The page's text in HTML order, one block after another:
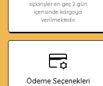
siparişler en geç 2 gün
içerisinde kargoya
verilmektedir.
Ödeme Seçenekleri